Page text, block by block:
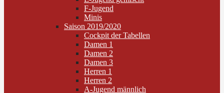
F-Jugend
Minis
Saison 2019/2020
Cockpit der Tabellen
Damen 1
Damen 2
Damen 3
Herren 1
Herren 2
A-Jugend männlich